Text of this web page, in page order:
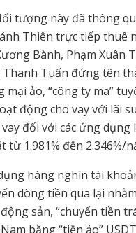
tượng này đã thông
Thiên trực tiếp thuê
Bành, Phạm Xuân
Tuấn đứng tên
ảo, “công ty ma”
động cho vay với lãi
đối với các ứng dụng
1.981% đến 2.346%/
hàng nghìn tài
dòng tiền qua lại
sản, “chuyển tiền
bằng “tiền ảo”